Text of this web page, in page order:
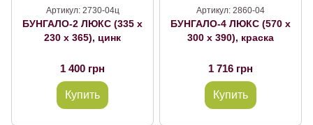
Артикул: 2730-04ц
БУНГАЛО-2 ЛЮКС (335 х
230 х 365), цинк
1 400 грн
Купить
Артикул: 2860-04
БУНГАЛО-4 ЛЮКС (570 х
300 х 390), краска
1 716 грн
Купить